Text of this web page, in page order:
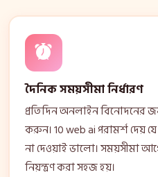
দৈনিক সময়সীমা নির্ধারণ
প্রতিদিন অনলাইন বিনোদনের
করুন। 10 web ai পরামর্শ দেয়
না দেওয়াই ভালো। সময়সীমা
নিয়ন্ত্রণ করা সহজ হয়।